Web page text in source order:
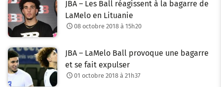
JBA – Les Ball réagissent à la bagarre de
LaMelo en Lituanie
08 octobre 2018 à 15h20
JBA – LaMelo Ball provoque une bagarre
et se fait expulser
01 octobre 2018 à 21h37